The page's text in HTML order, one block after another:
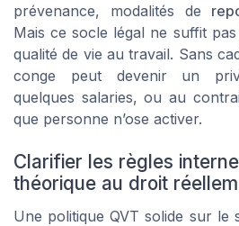
prévenance, modalités de
Mais ce socle légal ne suffit
qualité de vie au travail. Sans
conge peut devenir un
quelques salaries, ou au
que personne n’ose activer.
Clarifier les règles
théorique au droit
Une politique QVT solide sur le